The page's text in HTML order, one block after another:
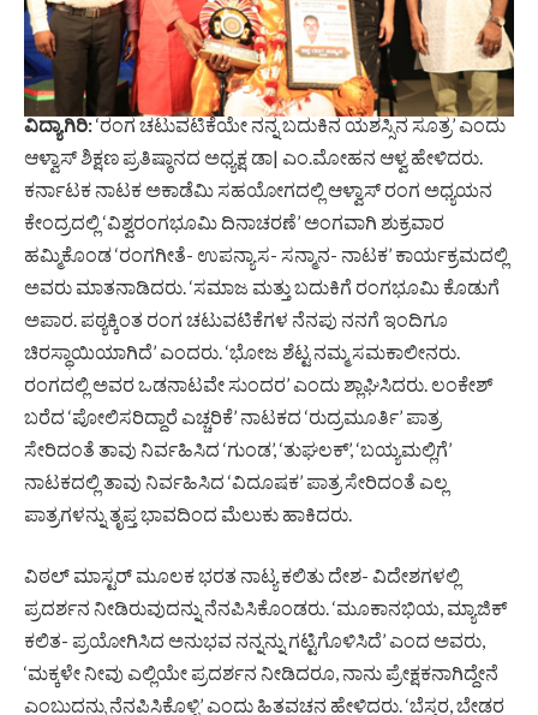
ವಿದ್ಯಾಗಿರಿ:‘ರಂಗ ಚಟುವಟಿಕೆಯೇ ನನ್ನ ಬದುಕಿನ ಯಶಸ್ಸಿನ ಸೂತ್ರ’ ಎಂದು
ಆಳ್ವಾಸ್ ಶಿಕ್ಷಣ ಪ್ರತಿಷ್ಠಾನದ ಅಧ್ಯಕ್ಷ ಡಾ| ಎಂ.ಮೋಹನ ಆಳ್ವ ಹೇಳಿದರು.
ಕರ್ನಾಟಕ ನಾಟಕ ಅಕಾಡೆಮಿ ಸಹಯೋಗದಲ್ಲಿ ಆಳ್ವಾಸ್ ರಂಗ ಅಧ್ಯಯನ
ಕೇಂದ್ರದಲ್ಲಿ ‘ವಿಶ್ವರಂಗಭೂಮಿ ದಿನಾಚರಣೆ’ ಅಂಗವಾಗಿ ಶುಕ್ರವಾರ
ಹಮ್ಮಿಕೊಂಡ ‘ರಂಗಗೀತೆ- ಉಪನ್ಯಾಸ- ಸನ್ಮಾನ- ನಾಟಕ’ ಕಾರ್ಯಕ್ರಮದಲ್ಲಿ
ಅವರು ಮಾತನಾಡಿದರು. ‘ಸಮಾಜ ಮತ್ತು ಬದುಕಿಗೆ ರಂಗಭೂಮಿ ಕೊಡುಗೆ
ಅಪಾರ. ಪಠ್ಯಕ್ಕಿಂತ ರಂಗ ಚಟುವಟಿಕೆಗಳ ನೆನಪು ನನಗೆ ಇಂದಿಗೂ
ಚಿರಸ್ಥಾಯಿಯಾಗಿದೆ’ ಎಂದರು. ‘ಭೋಜ ಶೆಟ್ಟ ನಮ್ಮ ಸಮಕಾಲೀನರು.
ರಂಗದಲ್ಲಿ ಅವರ ಒಡನಾಟವೇ ಸುಂದರ’ ಎಂದು ಶ್ಲಾಘಿಸಿದರು. ಲಂಕೇಶ್
ಬರೆದ ‘ಪೋಲಿಸರಿದ್ದಾರೆ ಎಚ್ಚರಿಕೆ’ ನಾಟಕದ ‘ರುದ್ರಮೂರ್ತಿ’ ಪಾತ್ರ
ಸೇರಿದಂತೆ ತಾವು ನಿರ್ವಹಿಸಿದ ‘ಗುಂಡ’, ‘ತುಘಲಕ್’, ‘ಬಯ್ಯಮಲ್ಲಿಗೆ’
ನಾಟಕದಲ್ಲಿ ತಾವು ನಿರ್ವಹಿಸಿದ ‘ವಿದೂಷಕ’ ಪಾತ್ರ ಸೇರಿದಂತೆ ಎಲ್ಲ
ಪಾತ್ರಗಳನ್ನು ತೃಪ್ತ ಭಾವದಿಂದ ಮೆಲುಕು ಹಾಕಿದರು.
ವಿಠಲ್ ಮಾಸ್ಟರ್ ಮೂಲಕ ಭರತ ನಾಟ್ಯ ಕಲಿತು ದೇಶ- ವಿದೇಶಗಳಲ್ಲಿ
ಪ್ರದರ್ಶನ ನೀಡಿರುವುದನ್ನು ನೆನಪಿಸಿಕೊಂಡರು. ‘ಮೂಕಾನಭಿಯ, ಮ್ಯಾಜಿಕ್
ಕಲಿತ- ಪ್ರಯೋಗಿಸಿದ ಅನುಭವ ನನ್ನನ್ನು ಗಟ್ಟಿಗೊಳಿಸಿದೆ’ ಎಂದ ಅವರು,
‘ಮಕ್ಕಳೇ ನೀವು ಎಲ್ಲಿಯೇ ಪ್ರದರ್ಶನ ನೀಡಿದರೂ, ನಾನು ಪ್ರೇಕ್ಷಕನಾಗಿದ್ದೇನೆ
ಎಂಬುದನ್ನು ನೆನಪಿಸಿಕೊಳ್ಳಿ’ ಎಂದು ಹಿತವಚನ ಹೇಳಿದರು. ‘ಬೆಸ್ತರ, ಬೇಡರ